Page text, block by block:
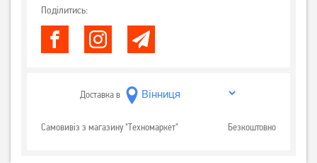
Поділитись:
Доставка в
Самовивіз з магазину "Техномаркет" Безкоштовно